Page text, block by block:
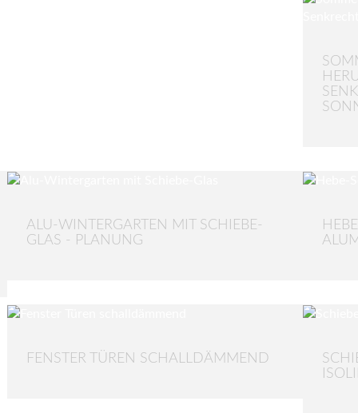
ALU-WINTERGARTEN MIT SCHIEBE-
GLAS - PLANUNG
FENSTER TÜREN SCHALLDÄMMEND